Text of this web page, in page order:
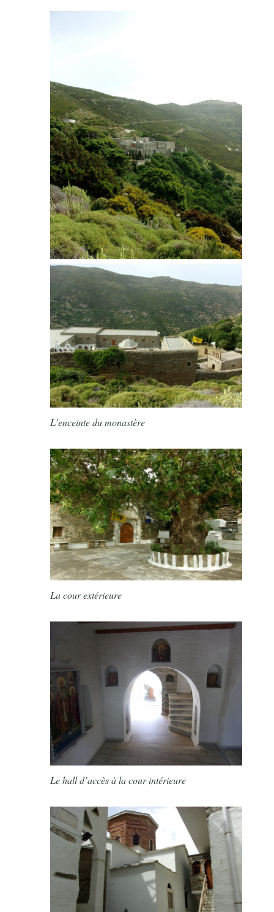
L’enceinte du monastère
La cour extérieure
Le hall d’accès à la cour intérieure